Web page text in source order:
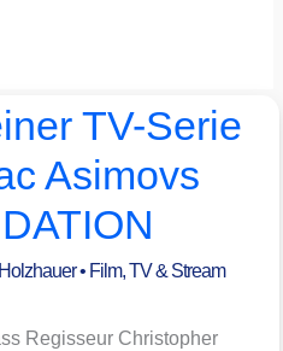
TV-Serie
Asimovs
• Film, TV & Stream
Regis­seur Chris­to­pher